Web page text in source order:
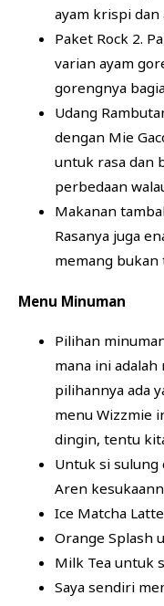
ayam krispi dan
Paket Rock 2.
varian ayam
gorengnya
Udang
dengan Mie
untuk rasa dan
perbedaan
Makanan
Rasanya juga
memang bukan
Menu Minuman
Pilihan
mana ini
pilihannya ada
menu Wizzmie
dingin, tentu
Untuk si sulung
Aren
Ice Matcha
Orange Splash
Milk Tea untuk
Saya sendiri